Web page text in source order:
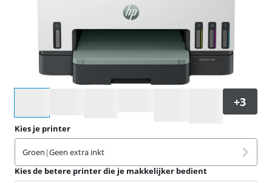
Kies je printer
Groen |Geen extra inkt
Kies de betere printer die je makkelijker bedient